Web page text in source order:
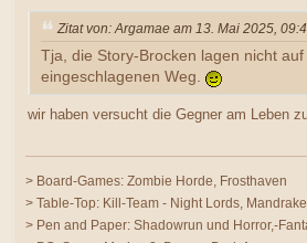
Zitat von: Argamae am 13. Mai 2025,
Tja, die Story-Brocken lagen nicht auf
eingeschlagenen Weg.
wir haben versucht die Gegner am Leben
> Board-Games: Zombie Horde, Frosthaven
> Table-Top: Kill-Team - Night Lords,
> Pen and Paper: Shadowrun und Horror,-